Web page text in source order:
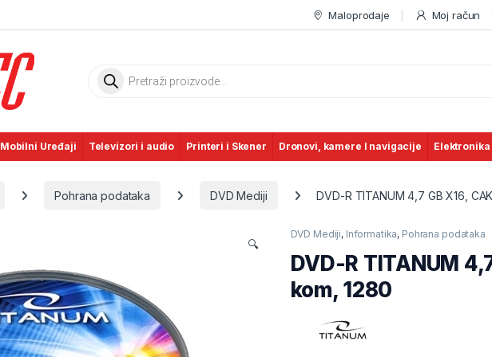
Maloprodaje Moj račun
Products search
Mobilni Uređaji Televizori i audio Printeri i Skener Dronovi, kamere I navigacije Elektronika
Pohrana podataka DVD Mediji DVD-R TITANUM 4,7 GB X16,
🔍
DVD Mediji, Informatika, Pohrana podataka
DVD-R TITANUM
kom, 1280